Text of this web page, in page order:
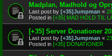
Madplan, Madhold og
Last post by [+35]Jumpman «
Posted in [+35] MAD HOLD TIL
[+35] Server Donationer
Last post by [+35]Jumpman «
Posted in [+35] DONATIONER